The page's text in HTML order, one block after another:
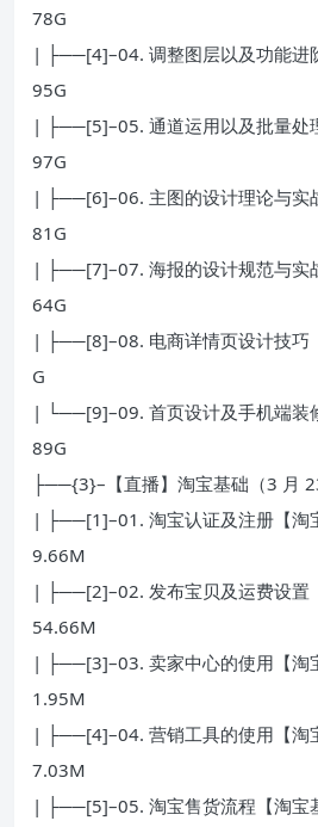
78G
| ├──[4]–04. 调整图层以及功能进
95G
| ├──[5]–05. 通道运用以及批量处
97G
| ├──[6]–06. 主图的设计理论与实
81G
| ├──[7]–07. 海报的设计规范与实
64G
| ├──[8]–08. 电商详情页设计技巧
G
| └──[9]–09. 首页设计及手机端装
89G
├──{3}–【直播】淘宝基础（3 月
| ├──[1]–01. 淘宝认证及注册【淘
9.66M
| ├──[2]–02. 发布宝贝及运费设置
54.66M
| ├──[3]–03. 卖家中心的使用【淘
1.95M
| ├──[4]–04. 营销工具的使用【淘
7.03M
| ├──[5]–05. 淘宝售货流程【淘宝